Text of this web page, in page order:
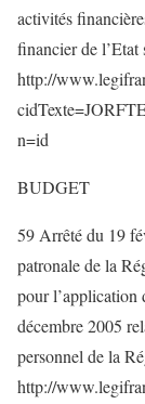
activités
financier de l’Etat
http://
n=id
BUDGET
59 Arrêté du 19
patronale de la
pour l’application
décembre 2005
personnel de la
http://